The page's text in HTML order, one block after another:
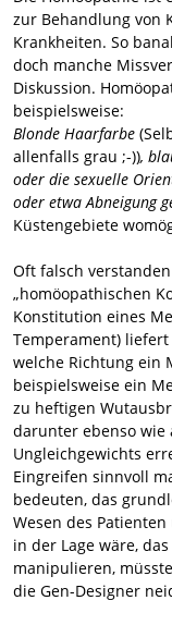
zur Behandlung von
Krankheiten. So
doch manche
Diskussion.
beispielsweise:
Blonde Haarfarbe
allenfalls grau ;-)),
oder die sexuelle
oder etwa Abneigung
Küstengebiete
Oft falsch
„homöopathischen
Konstitution eines
Temperament)
welche Richtung ein
beispielsweise ein
zu heftigen
darunter ebenso wie
Ungleichgewichts
Eingreifen sinnvoll
bedeuten, das
Wesen des
in der Lage wäre,
manipulieren,
die Gen-Designer